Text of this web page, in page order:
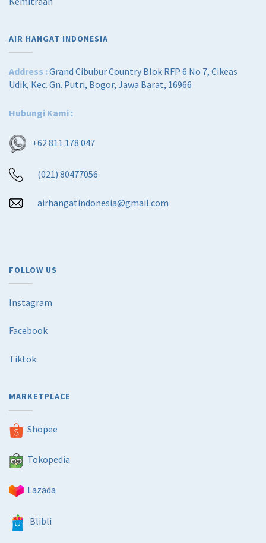
AIR HANGAT INDONESIA
Address :Grand Cibubur Country Blok RFP 6 No 7, Cikeas
Udik, Kec. Gn. Putri, Bogor, Jawa Barat, 16966
Hubungi Kami :
+62 811 178 047
(021) 80477056
airhangatindonesia@gmail.com
FOLLOW US
Instagram
Facebook
Tiktok
MARKETPLACE
Shopee
Tokopedia
Lazada
Blibli